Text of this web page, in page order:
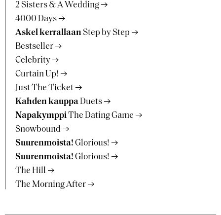
2 Sisters & A Wedding
4000 Days
Askel kerrallaanStep by Step
Bestseller
Celebrity
Curtain Up!
Just The Ticket
Kahden kauppa Duets
NapakymppiThe Dating Game
Snowbound
Suurenmoista! Glorious!
Suurenmoista! Glorious!
The Hill
The Morning After